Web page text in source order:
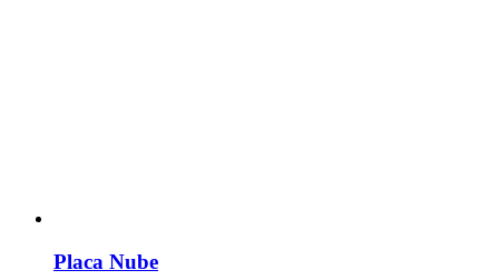
Placa Nube